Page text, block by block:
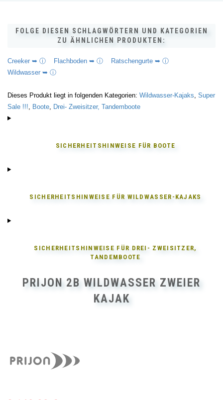
FOLGE DIESEN SCHLAGWÖRTERN UND KATEGORIEN
ZU ÄHNLICHEN PRODUKTEN:
Creeker ➥ ⓘ Flachboden ➥ ⓘ
Ratschengurte ➥ ⓘ
Wildwasser ➥ ⓘ
Dieses Produkt liegt in folgenden Kategorien: Wildwasser-Kajaks, Super
Sale !!!, Boote, Drei- Zweisitzer, Tandemboote
SICHERHEITSHINWEISE FÜR BOOTE
SICHERHEITSHINWEISE FÜR WILDWASSER-KAJAKS
SICHERHEITSHINWEISE FÜR DREI- ZWEISITZER,
TANDEMBOOTE
PRIJON 2B WILDWASSER ZWEIER
KAJAK